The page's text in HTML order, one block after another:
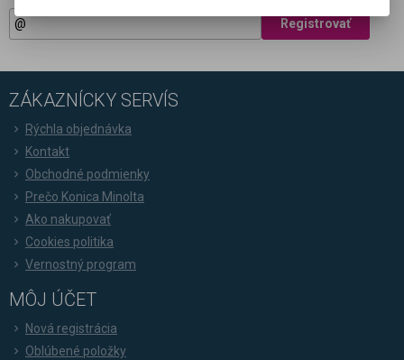
Registrovať
ZÁKAZNÍCKY SERVÍS
Rýchla objednávka
Kontakt
Obchodné podmienky
Prečo Konica Minolta
Ako nakupovať
Cookies politika
Vernostný program
MÔJ ÚČET
Nová registrácia
Oblúbené položky